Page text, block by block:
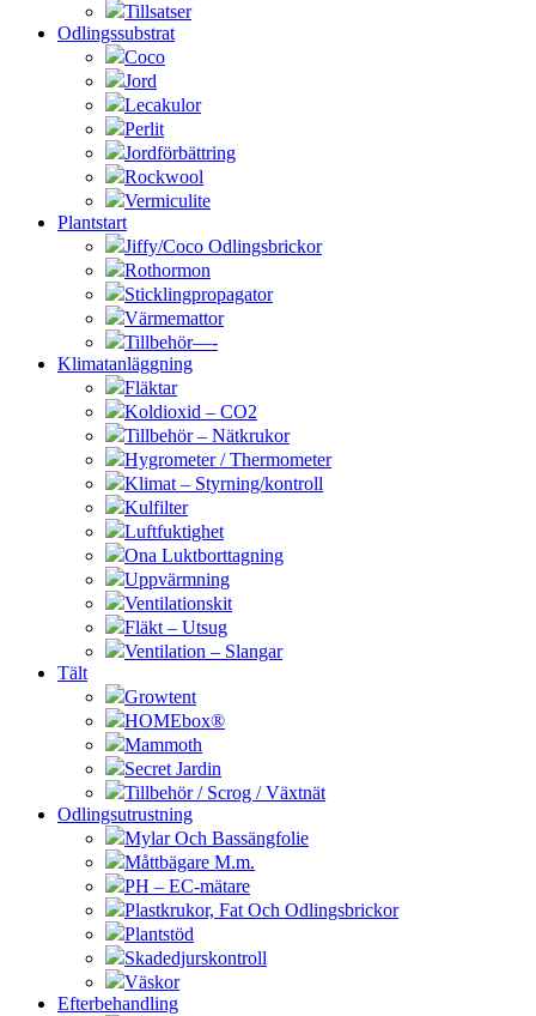
Tillsatser
Odlingssubstrat
Coco
Jord
Lecakulor
Perlit
Jordförbättring
Rockwool
Vermiculite
Plantstart
Jiffy/Coco Odlingsbrickor
Rothormon
Sticklingpropagator
Värmemattor
Tillbehör—-
Klimatanläggning
Fläktar
Koldioxid – CO2
Tillbehör – Nätkrukor
Hygrometer / Thermometer
Klimat – Styrning/kontroll
Kulfilter
Luftfuktighet
Ona Luktborttagning
Uppvärmning
Ventilationskit
Fläkt – Utsug
Ventilation – Slangar
Tält
Growtent
HOMEbox®
Mammoth
Secret Jardin
Tillbehör / Scrog / Växtnät
Odlingsutrustning
Mylar Och Bassängfolie
Måttbägare M.m.
PH – EC-mätare
Plastkrukor, Fat Och Odlingsbrickor
Plantstöd
Skadedjurskontroll
Väskor
Efterbehandling